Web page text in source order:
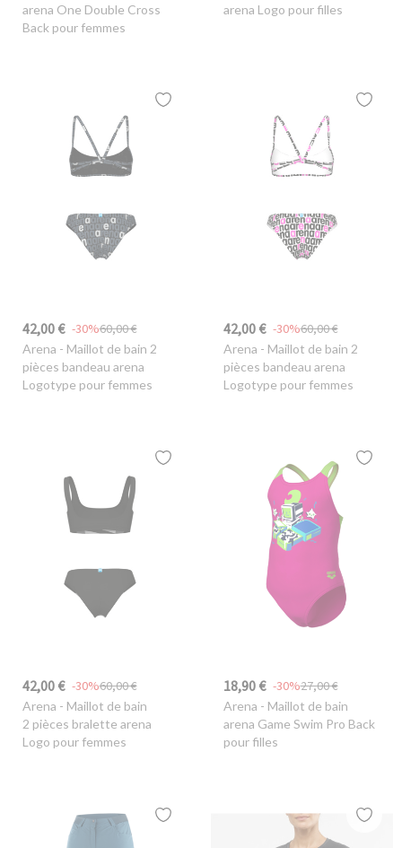
arena One Double Cross
Back pour femmes
arena Logo pour filles
42,00 € 60,00 €
-30%
Arena - Maillot de bain 2
pièces bandeau arena
Logotype pour femmes
42,00 € 60,00 €
-30%
Arena - Maillot de bain 2
pièces bandeau arena
Logotype pour femmes
42,00 € 60,00 €
-30%
Arena - Maillot de bain
2 pièces bralette arena
Logo pour femmes
18,90 € 27,00 €
-30%
Arena - Maillot de bain
arena Game Swim Pro Back
pour filles